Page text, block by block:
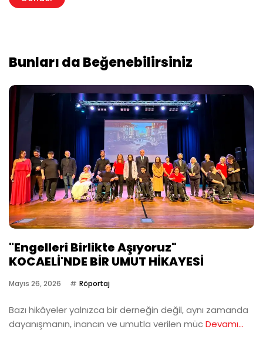
Bunları da Beğenebilirsiniz
"Engelleri Birlikte Aşıyoruz"
KOCAELİ'NDE BİR UMUT HİKAYESİ
Mayıs 26, 2026 Röportaj
Bazı hikâyeler yalnızca bir derneğin değil, aynı zamanda
dayanışmanın, inancın ve umutla verilen mücDevamı...